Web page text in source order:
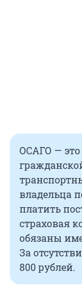
ОСАГО — это
владельца
платить
страховая
обязаны
За
800 рублей.